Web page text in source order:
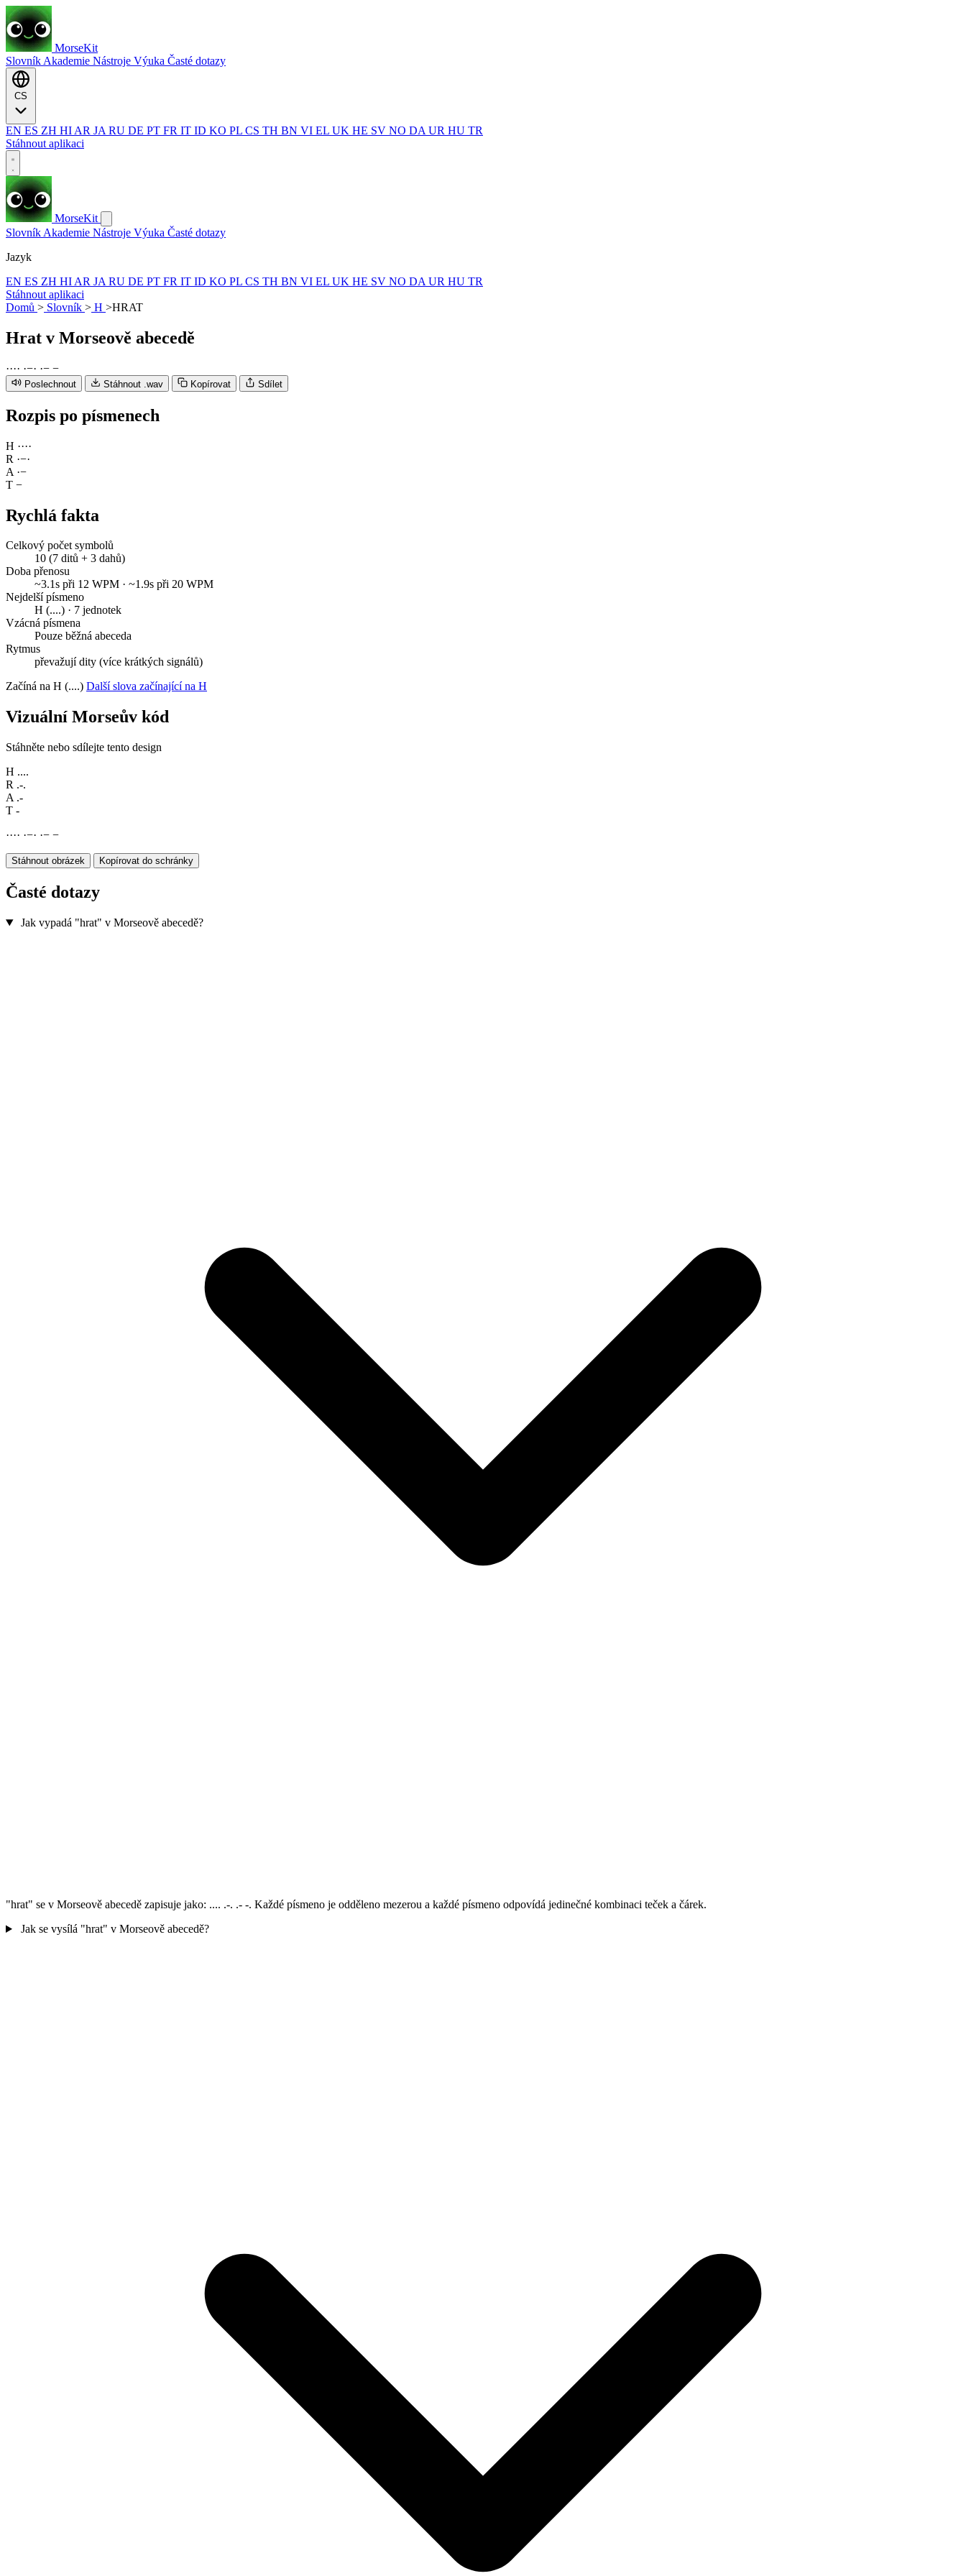
MorseKit
Slovník Akademie Nástroje Výuka Časté dotazy
EN ES ZH HI AR JA RU DE PT FR IT ID KO PL CS TH BN VI EL UK HE SV NO DA UR HU TR
Stáhnout aplikaci
MorseKit
Slovník Akademie Nástroje Výuka Časté dotazy
Jazyk
EN ES ZH HI AR JA RU DE PT FR IT ID KO PL CS TH BN VI EL UK HE SV NO DA UR HU TR
Stáhnout aplikaci
Domů > Slovník > H >HRAT
Hrat v Morseově abecedě
···· ·−· ·− −
Poslechnout Stáhnout .wav Kopírovat Sdílet
Rozpis po písmenech
H ····
R ·−·
A ·−
T −
Rychlá fakta
Celkový počet symbolů
10 (7 ditů + 3 dahů)
Doba přenosu
~3.1s při 12 WPM · ~1.9s při 20 WPM
Nejdelší písmeno
H (....) · 7 jednotek
Vzácná písmena
Pouze běžná abeceda
Rytmus
převažují dity (více krátkých signálů)
Začíná na H (....) Další slova začínající na H
Vizuální Morseův kód
Stáhněte nebo sdílejte tento design
H ....
R .-.
A .-
T -
···· ·−· ·− −
Stáhnout obrázek Kopírovat do schránky
Časté dotazy
Jak vypadá "hrat" v Morseově abecedě?
"hrat" se v Morseově abecedě zapisuje jako: .... .-. .- -. Každé písmeno je odděleno mezerou a každé písmeno odpovídá jedinečné kombinaci teček a čárek.
Jak se vysílá "hrat" v Morseově abecedě?